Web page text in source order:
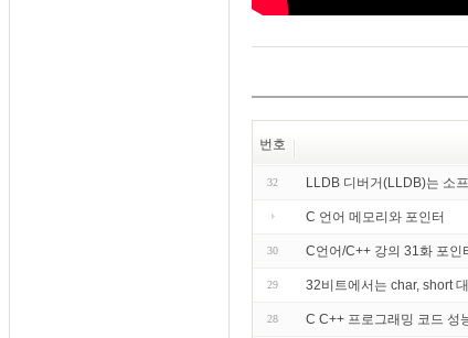
번호
32 LLDB 디버거(LLDB)는 소
C 언어 메모리와 포인터
30 C언어/C++ 강의 31화 포인
29 32비트에서는 char, short
28 C C++ 프로그래밍 코드 성